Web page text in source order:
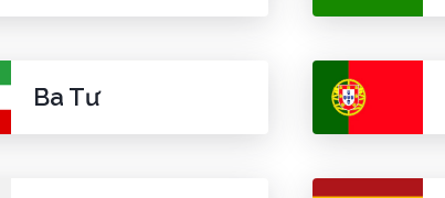
Ba Tư